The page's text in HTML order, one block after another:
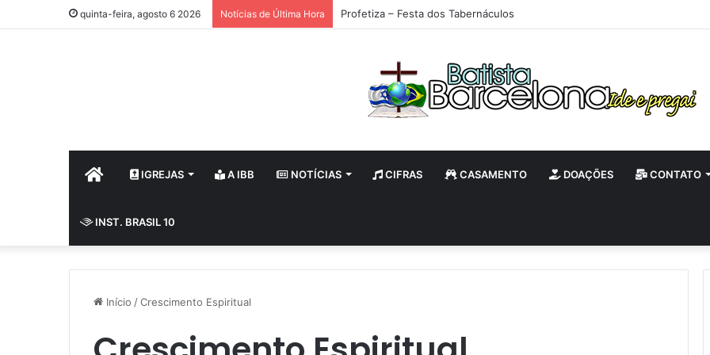
quinta-feira, agosto 6 2026 Notícias de Última Hora Profetiza – Festa dos Tabernáculos
HOME IGREJAS A IBB NOTÍCIAS CIFRAS CASAMENTO DOAÇÕES CONTATO
INST. BRASIL 10
Início /Crescimento Espiritual